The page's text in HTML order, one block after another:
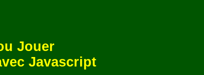
Jouer
Javascript